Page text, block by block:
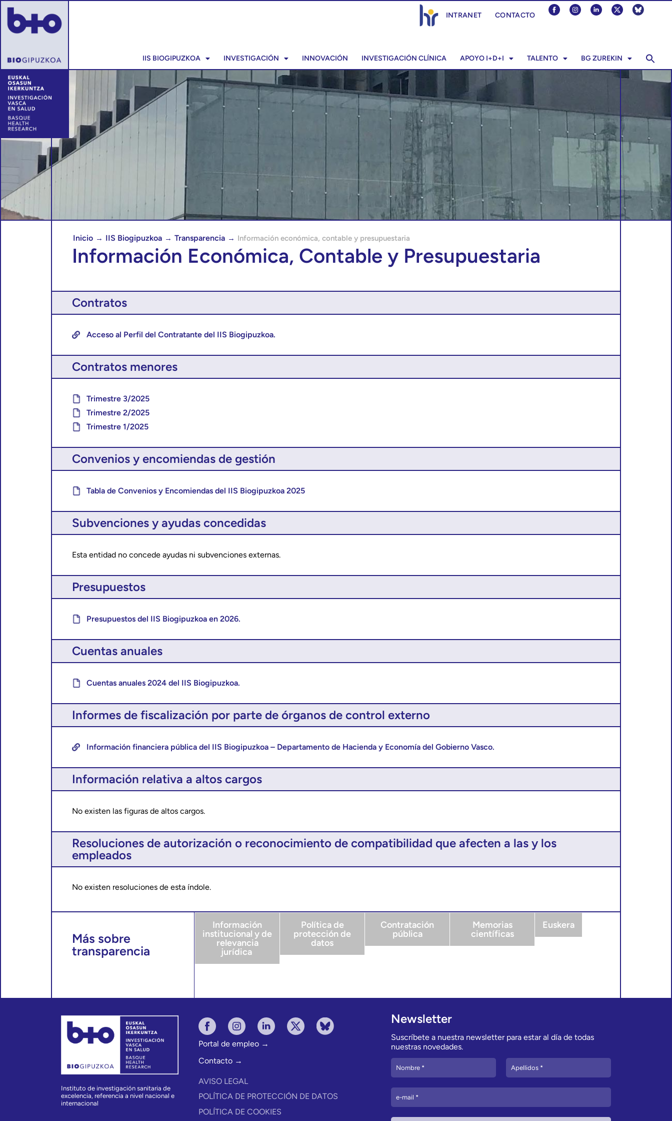
INTRANET CONTACTO
IIS BIOGIPUZKOA INVESTIGACIÓN INNOVACIÓN INVESTIGACIÓN CLÍNICA APOYO I+D+I TALENTO BG ZUREKIN
Inicio → IIS Biogipuzkoa → Transparencia → Información económica, contable y presupuestaria
Información Económica, Contable y Presupuestaria
Contratos
Acceso al Perfil del Contratante del IIS Biogipuzkoa.
Contratos menores
Trimestre 3/2025
Trimestre 2/2025
Trimestre 1/2025
Convenios y encomiendas de gestión
Tabla de Convenios y Encomiendas del IIS Biogipuzkoa 2025
Subvenciones y ayudas concedidas
Esta entidad no concede ayudas ni subvenciones externas.
Presupuestos
Presupuestos del IIS Biogipuzkoa en 2026.
Cuentas anuales
Cuentas anuales 2024 del IIS Biogipuzkoa.
Informes de fiscalización por parte de órganos de control externo
Información financiera pública del IIS Biogipuzkoa – Departamento de Hacienda y Economía del Gobierno Vasco.
Información relativa a altos cargos
No existen las figuras de altos cargos.
Resoluciones de autorización o reconocimiento de compatibilidad que afecten a las y los
empleados
No existen resoluciones de esta índole.
Más sobre
transparencia
Información
institucional y de
relevancia
jurídica
Política de
protección de
datos
Contratación
pública
Memorias
científicas
Euskera
Instituto de investigación sanitaria de
excelencia, referencia a nivel nacional e
internacional
Portal de empleo →
Contacto →
AVISO LEGAL
POLÍTICA DE PROTECCIÓN DE DATOS
POLÍTICA DE COOKIES
Newsletter
Suscríbete a nuestra newsletter para estar al día de todas
nuestras novedades.